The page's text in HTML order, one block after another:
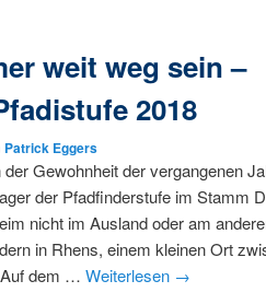
weit weg sein –
2018
Patrick Eggers
der Gewohnheit der vergangenen
der Pfadfinderstufe im Stamm
nicht im Ausland oder am
in Rhens, einem kleinen Ort
dem … Weiterlesen →